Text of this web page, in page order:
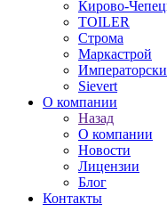
Кирово-
TOILER
Строма
Маркастрой
Sievert
О компании
Назад
О компании
Новости
Лицензии
Блог
Контакты